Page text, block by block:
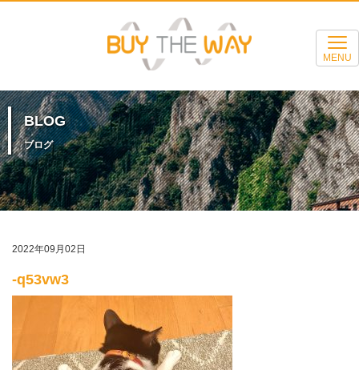
MENU
BLOG
ブログ
2022年09月02日
-q53vw3